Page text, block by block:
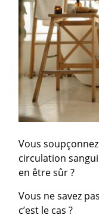
Vous
circulation
en être sûr ?
Vous ne savez
c’est le cas ?